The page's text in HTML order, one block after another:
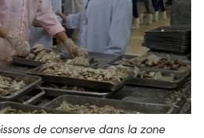
de conserve dans la zone